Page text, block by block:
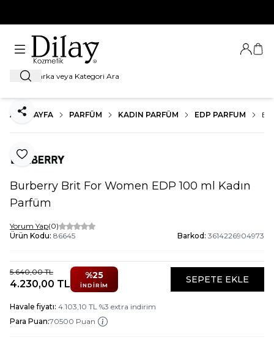
Ara
Giriş
ANA SAYFA PARFÜM KADIN PARFÜM EDP PARFUM
Favoriye Ekle
Paylaş
Burberry Brit For Women EDP 100 ml Kadın
Parfüm
Yorum Yap(0)
Ürün Kodu: 86645 Barkod: 3614226904973
5.640,00TL
4.230,00 TL
%25
İNDIRIM
SEPETE EKLE
Havale fiyatı: 4.103,10 TL %3 extra indirim
Para Puan:70500 Puan